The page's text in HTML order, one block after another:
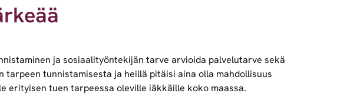
ja sosiaalityöntekijän tarve arvioida palvelutarve sekä
tunnistamisesta ja heillä pitäisi aina olla mahdollisuus
erityisen tuen tarpeessa oleville iäkkäille koko maassa.